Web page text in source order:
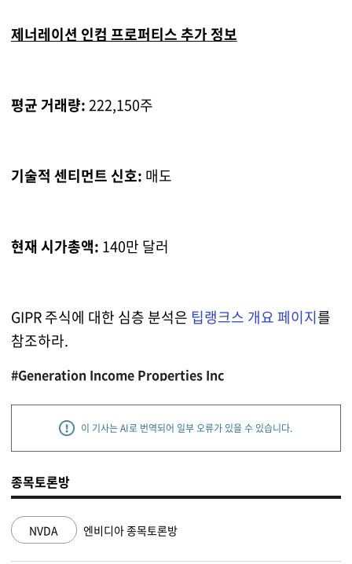
제너레이션 인컴 프로퍼티스 추가 정보
평균 거래량:222,150주
기술적 센티먼트 신호: 매도
현재 시가총액: 140만 달러
GIPR 주식에 대한 심층 분석은 팁랭크스 개요 페이지를
참조하라.
#Generation Income Properties Inc
이 기사는 AI로 번역되어 일부 오류가 있을 수 있습니다.
종목토론방
NVDA 엔비디아 종목토론방